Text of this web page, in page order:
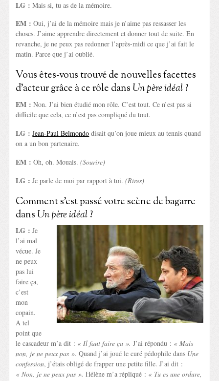
LG : Mais si, tu as de la mémoire.
EM : Oui, j’ai de la mémoire mais je n’aime pas ressasser les
choses. J’aime apprendre directement et donner tout de suite. En
revanche, je ne peux pas redonner l’après-midi ce que j’ai fait le
matin. Parce que j’ai oublié.
Vous êtes-vous trouvé de nouvelles facettes
d’acteur grâce à ce rôle dans Un père idéal ?
EM : Non. J’ai bien étudié mon rôle. C’est tout. Ce n’est pas si
difficile que cela, ce n’est pas compliqué du tout.
LG : Jean-Paul Belmondo disait qu’on joue mieux au tennis quand
on a un bon partenaire.
EM : Oh, oh. Mouais.(Sourire)
LG : Je parle de moi par rapport à toi.(Rires)
Comment s’est passé votre scène de bagarre
dans Un père idéal ?
LG : Je
l’ai mal
vécue. Je
ne peux
pas lui
faire ça,
c’est
mon
copain.
A tel
point que
le cascadeur m’a dit : « Il faut faire ça ». J’ai répondu : « Mais
non, je ne peux pas ». Quand j’ai joué le curé pédophile dans Une
confession, j’étais obligé de frapper une petite fille. J’ai dit :
« Non, je ne peux pas ». Hélène m’a répliqué : « Tu es une ordure,